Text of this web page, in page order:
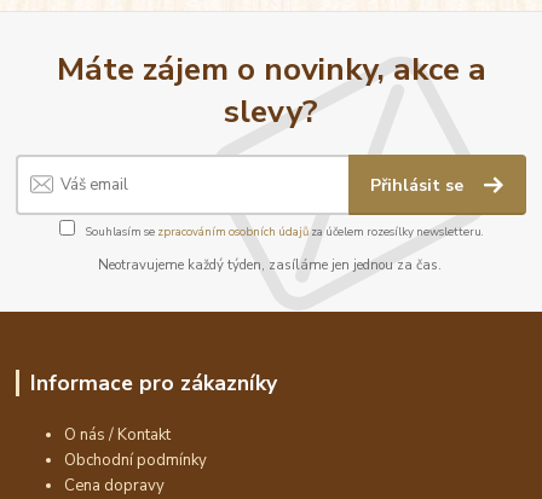
Máte zájem o novinky, akce a
slevy?
Přihlásit se
Souhlasím se zpracováním osobních údajůza účelem rozesílky newsletteru.
Neotravujeme každý týden, zasíláme jen jednou za čas.
Informace pro zákazníky
O nás / Kontakt
Obchodní podmínky
Cena dopravy